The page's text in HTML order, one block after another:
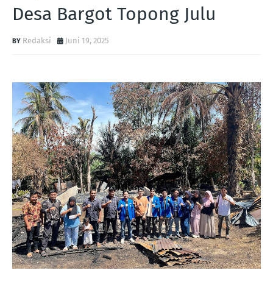
Desa Bargot Topong Julu
Redaksi Juni 19, 2025